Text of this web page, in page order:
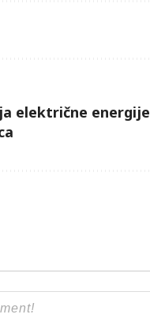
električne energije